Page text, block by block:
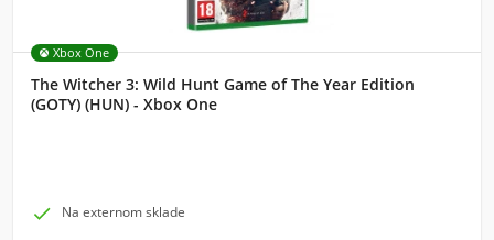
Xbox One
The Witcher 3: Wild Hunt Game of The Year Edition
(GOTY) (HUN) - Xbox One
 Na externom sklade